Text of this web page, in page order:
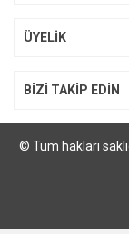
ÜYELİK
BİZİ TAKİP EDİN
© Tüm hakları